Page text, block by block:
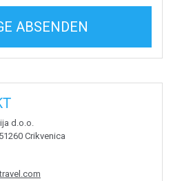
ABSENDEN
d.o.o.
Crikvenica